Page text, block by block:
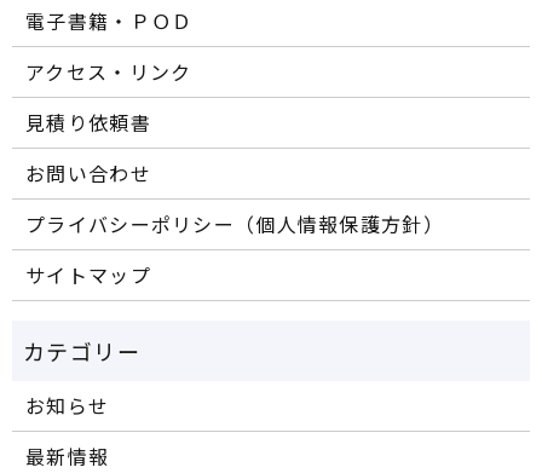
電子書籍・ＰＯＤ
アクセス・リンク
見積り依頼書
お問い合わせ
プライバシーポリシー（個人情報保護方針）
サイトマップ
お知らせ
最新情報